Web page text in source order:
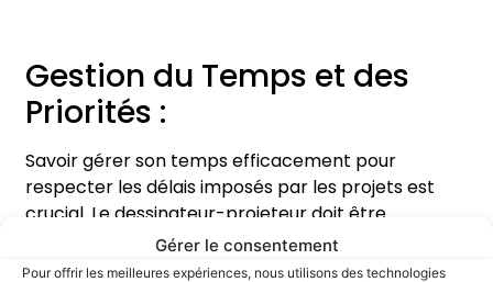
Gérer le consentement
Pour offrir les meilleures expériences, nous utilisons des technologies
Gestion du Temps et des
Priorités :
Savoir gérer son temps efficacement pour
respecter les délais imposés par les projets est
crucial. Le dessinateur-projeteur doit être
capable de hiérarchiser les tâches et de
s’adapter aux changements de priorités.